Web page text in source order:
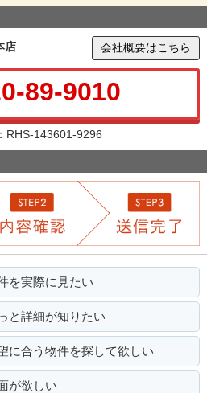
店 会社概要はこちら
89-9010
RHS-143601-9296
を実際に見たい
と詳細が知りたい
に合う物件を探して欲しい
が欲しい